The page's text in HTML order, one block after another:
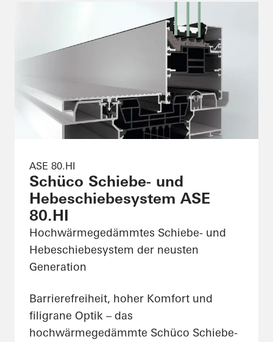
ASE 80.HI
Schüco Schiebe- und
Hebeschiebesystem ASE
80.HI
Hochwärmegedämmtes Schiebe- und
Hebeschiebesystem der neusten
Generation
Barrierefreiheit, hoher Komfort und
filigrane Optik – das
hochwärmegedämmte Schüco Schiebe-